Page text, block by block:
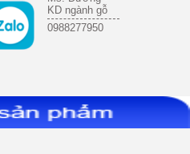
KD ngành gỗ
0988277950